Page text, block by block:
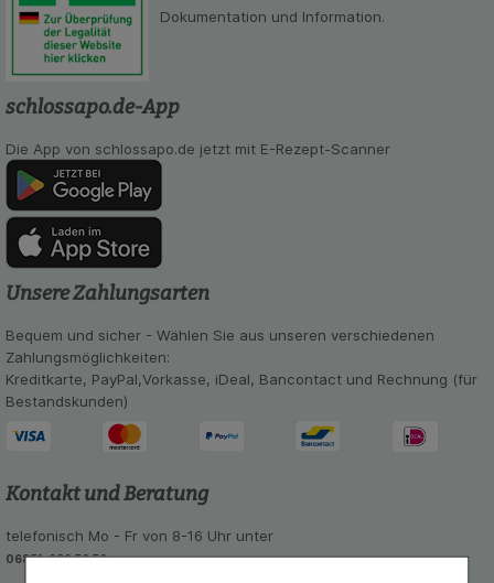
Dokumentation und Information.
schlossapo.de-App
Die App von schlossapo.de jetzt mit E-Rezept-Scanner
Unsere Zahlungsarten
Bequem und sicher - Wählen Sie aus unseren verschiedenen
Zahlungsmöglichkeiten:
Kreditkarte, PayPal,Vorkasse, iDeal, Bancontact und Rechnung (für
Bestandskunden)
Kontakt und Beratung
telefonisch Mo - Fr von 8-16 Uhr unter
06851-939 56 56